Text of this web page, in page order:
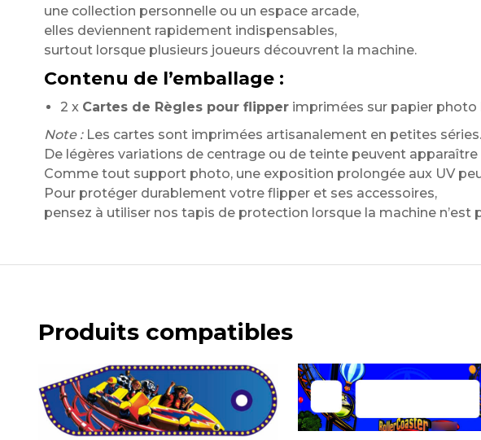
une collection personnelle ou un espace arcade,
elles deviennent rapidement indispensables,
surtout lorsque plusieurs joueurs découvrent la machine.
Contenu de l’emballage :
2 x Cartes de Règles pour flipperimprimées sur papier photo
Note :Les cartes sont imprimées artisanalement en petites séries.
De légères variations de centrage ou de teinte peuvent
Comme tout support photo, une exposition prolongée aux UV
Pour protéger durablement votre flipper et ses accessoires,
pensez à utiliser nos tapis de protection lorsque la machine n’est
Produits compatibles